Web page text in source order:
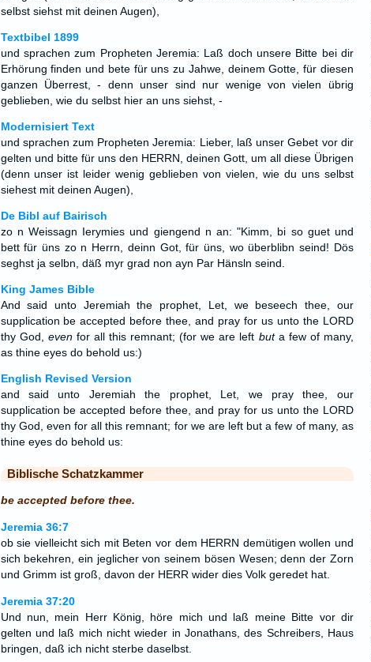
selbst siehst mit deinen Augen),
Textbibel 1899
und sprachen zum Propheten Jeremia: Laß doch unsere Bitte bei dir
Erhörung finden und bete für uns zu Jahwe, deinem Gotte, für diesen
ganzen Überrest, - denn unser sind nur wenige von vielen übrig
geblieben, wie du selbst hier an uns siehst, -
Modernisiert Text
und sprachen zum Propheten Jeremia: Lieber, laß unser Gebet vor dir
gelten und bitte für uns den HERRN, deinen Gott, um all diese Übrigen
(denn unser ist leider wenig geblieben von vielen, wie du uns selbst
siehest mit deinen Augen),
De Bibl auf Bairisch
zo n Weissagn Ierymies und giengend n an: "Kimm, bi so guet und
bett für üns zo n Herrn, deinn Got, für üns, wo überblibn seind! Dös
seghst ja selbn, däß myr grad non ayn Par Hänsln seind.
King James Bible
And said unto Jeremiah the prophet, Let, we beseech thee, our
supplication be accepted before thee, and pray for us unto the LORD
thy God, evenfor all this remnant; (for we are left buta few of many,
as thine eyes do behold us:)
English Revised Version
and said unto Jeremiah the prophet, Let, we pray thee, our
supplication be accepted before thee, and pray for us unto the LORD
thy God, even for all this remnant; for we are left but a few of many, as
thine eyes do behold us:
Biblische Schatzkammer
be accepted before thee.
Jeremia 36:7
ob sie vielleicht sich mit Beten vor dem HERRN demütigen wollen und
sich bekehren, ein jeglicher von seinem bösen Wesen; denn der Zorn
und Grimm ist groß, davon der HERR wider dies Volk geredet hat.
Jeremia 37:20
Und nun, mein Herr König, höre mich und laß meine Bitte vor dir
gelten und laß mich nicht wieder in Jonathans, des Schreibers, Haus
bringen, daß ich nicht sterbe daselbst.